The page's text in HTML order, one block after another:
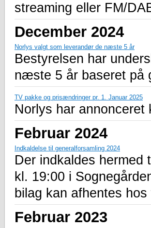
streaming eller FM/
December 2024
Norlys valgt som leverandør de næste 5 år
Bestyrelsen har
næste 5 år baseret på
TV pakke og prisændringer pr. 1. Januar 2025
Norlys har
Februar 2024
Indkaldelse til generalforsamling 2024
Der indkaldes
kl. 19:00 i
bilag kan afhentes
Februar 2023